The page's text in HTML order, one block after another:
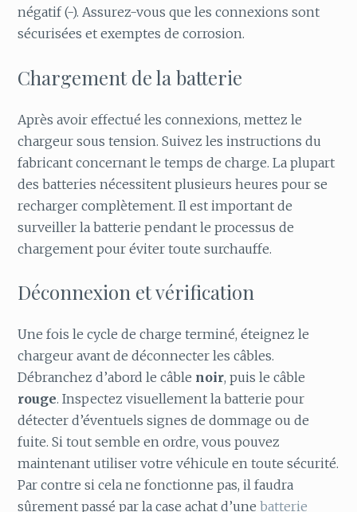
négatif (-). Assurez-vous que les connexions sont
sécurisées et exemptes de corrosion.
Chargement de la batterie
Après avoir effectué les connexions, mettez le
chargeur sous tension. Suivez les instructions du
fabricant concernant le temps de charge. La plupart
des batteries nécessitent plusieurs heures pour se
recharger complètement. Il est important de
surveiller la batterie pendant le processus de
chargement pour éviter toute surchauffe.
Déconnexion et vérification
Une fois le cycle de charge terminé, éteignez le
chargeur avant de déconnecter les câbles.
Débranchez d’abord le câble noir, puis le câble
rouge. Inspectez visuellement la batterie pour
détecter d’éventuels signes de dommage ou de
fuite. Si tout semble en ordre, vous pouvez
maintenant utiliser votre véhicule en toute sécurité.
Par contre si cela ne fonctionne pas, il faudra
sûrement passé par la case achat d’unebatterie